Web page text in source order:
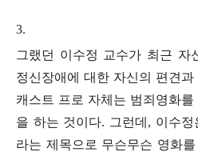
3.
그랬던 이수정 교수가 최근 자
정신장애에 대한 자신의 편견
캐스트 프로 자체는 범죄영화
을 하는 것이다. 그런데 , 이수정
라는 제목으로 무슨무슨 영화